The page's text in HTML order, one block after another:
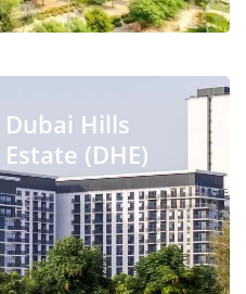
Dubai Hills
Estate (DHE)